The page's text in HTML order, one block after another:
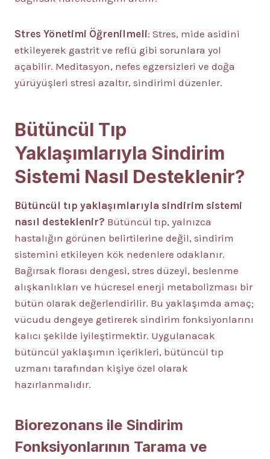
Stres Yönetimi Öğrenilmeli: Stres, mide asidini
etkileyerek gastrit ve reflü gibi sorunlara yol
açabilir. Meditasyon, nefes egzersizleri ve doğa
yürüyüşleri stresi azaltır, sindirimi düzenler.
Bütüncül Tıp
Yaklaşımlarıyla Sindirim
Sistemi Nasıl Desteklenir?
Bütüncül tıp yaklaşımlarıyla sindirim sistemi
nasıl desteklenir? Bütüncül tıp, yalnızca
hastalığın görünen belirtilerine değil, sindirim
sistemini etkileyen kök nedenlere odaklanır.
Bağırsak florası dengesi, stres düzeyi, beslenme
alışkanlıkları ve hücresel enerji metabolizması bir
bütün olarak değerlendirilir. Bu yaklaşımda amaç;
vücudu dengeye getirerek sindirim fonksiyonlarını
kalıcı şekilde iyileştirmektir. Uygulanacak
bütüncül yaklaşımın içerikleri, bütüncül tıp
uzmanı tarafından kişiye özel olarak
hazırlanmalıdır.
Biorezonans ile Sindirim
Fonksiyonlarının Tarama ve